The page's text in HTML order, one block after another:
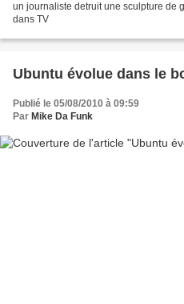
un journaliste detruit une sculpture de
dans TV
Ubuntu évolue dans le
Publié le 05/08/2010 à 09:59
Par Mike Da Funk